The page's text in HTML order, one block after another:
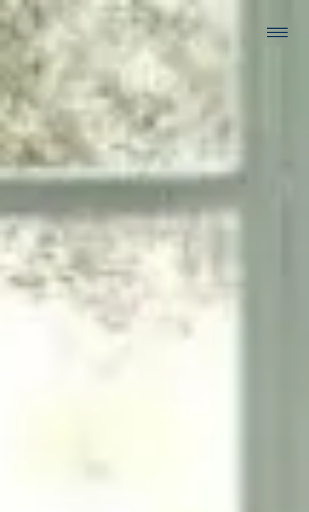
Panneau de gestion des cookies